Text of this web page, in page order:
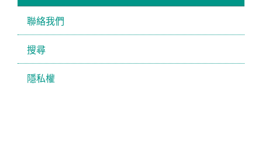
聯絡我們
搜尋
隱私權